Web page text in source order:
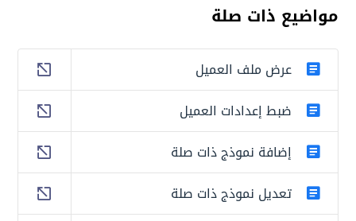
مواضيع ذات صلة
عرض ملف العميل
ضبط إعدادات العميل
إضافة نموذج ذات صلة
تعديل نموذج ذات صلة